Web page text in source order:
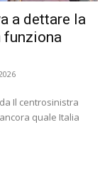
a dettare la
funziona
Il centrosinistra
quale Italia